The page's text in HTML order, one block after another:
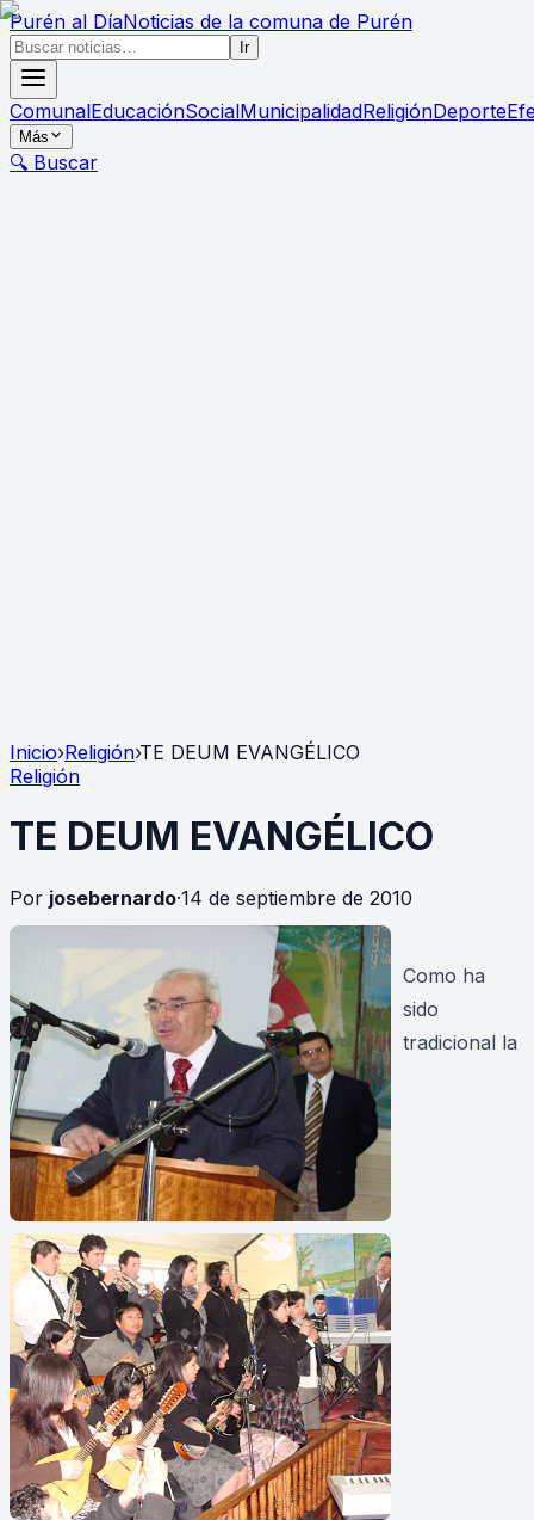
Purén al DíaNoticias de la comuna de Purén
Ir
ComunalEducaciónSocialMunicipalidadReligiónDeporte
Más
🔍 Buscar
Inicio›Religión›TE DEUM EVANGÉLICO
Religión
TE DEUM EVANGÉLICO
Por josebernardo·14 de septiembre de 2010
Como ha
sido
tradicional la